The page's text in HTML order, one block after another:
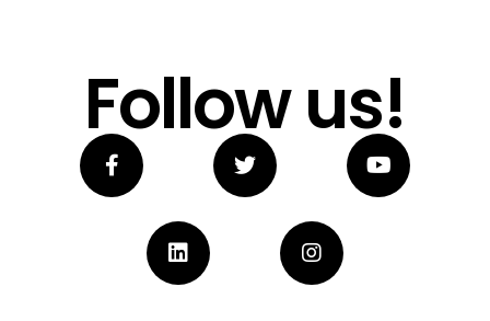
Follow us!